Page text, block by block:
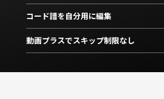
コード譜を自分用に編集
動画プラスでスキップ制限なし